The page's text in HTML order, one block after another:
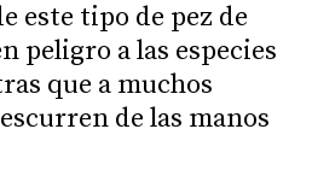
este tipo de pez de
peligro a las especies
que a muchos
de las manos